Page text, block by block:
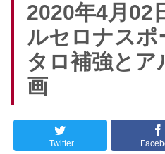
2020年4月02
ルセロナスポ
タロ補強とア
画
Twitter